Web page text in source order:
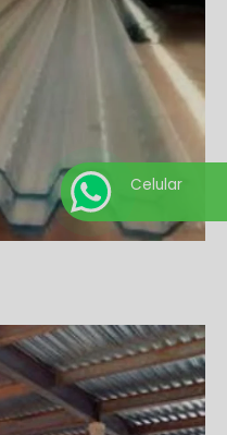
Celular